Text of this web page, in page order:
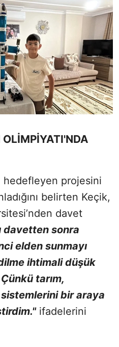
OLİMPİYATI'NDA
hedefleyen projesini
belirten Keçik,
davet
davetten sonra
elden sunmayı
ihtimali düşük
tarım,
sistemlerini bir araya
ifadelerini